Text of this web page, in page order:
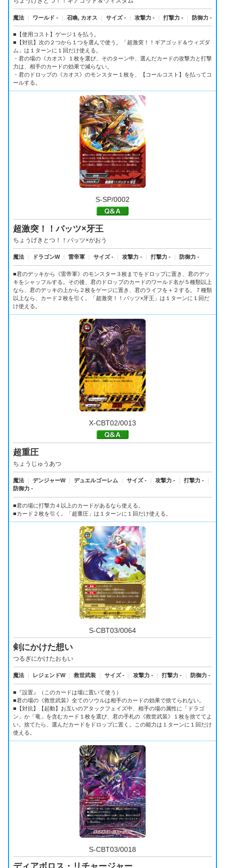
魔法 ｜ ワールド - ｜ 召喚, カオス ｜ サイズ - ｜ 攻撃力 - ｜ 打撃力 - ｜ 防御力 -
■【使用コスト】ゲージ１を払う。
■【対抗】次の２つから１つを選んで使う。「超激突！！ギアゴッド＆ウィズダ
ム」は１ターンに１回だけ使える。
・君の場の《カオス》１枚を選び、そのターン中、選んだカードの攻撃力と打撃
力は、相手のカードの効果で減らない。
・君のドロップの《カオス》のモンスター１枚を、【コールコスト】を払ってコ
ールする。
S-SP/0002
超激突！！バッツ×牙王
ちょうげきとつ！！バッツ×がおう
魔法 ドラゴンW 雷帝軍 サイズ - 攻撃力 - 打撃力 - 防御力 -
■君のデッキから《雷帝軍》のモンスター３枚までをドロップに置き、君のデッ
キをシャッフルする。その後、君のドロップのカードのワールド名が５種類以上
なら、君のデッキの上から２枚をゲージに置き、君のライフを＋２する。７種類
以上なら、カード２枚を引く。「超激突！！バッツ×牙王」は１ターンに１回だ
け使える。
X-CBT02/0013
超重圧
ちょうじゅうあつ
魔法 デンジャーW デュエルゴーレム サイズ - 攻撃力 - 打撃力 -
防御力 -
■君の場に打撃力４以上のカードがあるなら使える。
■カード２枚を引く。「超重圧」は１ターンに１回だけ使える。
S-CBT03/0064
剣にかけた想い
つるぎにかけたおもい
魔法 レジェンドW 救世武装 サイズ - 攻撃力 - 打撃力 - 防御力 -
■『設置』（このカードは場に置いて使う）
■君の場の《救世武装》全てのソウルは相手のカードの効果で捨てられない。
■【対抗】【起動】お互いのアタックフェイズ中、相手の場の属性に「ドラゴ
ン」か「竜」を含むカード１枚を選び、君の手札の《救世武装》１枚を捨ててよ
い。捨てたら、選んだカードをドロップに置く。この能力は１ターンに１回だけ
使える。
S-CBT03/0018
ディアボロス・リチャージャー